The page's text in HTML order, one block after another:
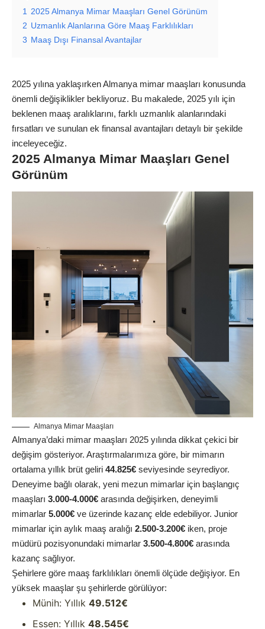
1 2025 Almanya Mimar Maaşları Genel Görünüm
2 Uzmanlık Alanlarına Göre Maaş Farklılıkları
3 Maaş Dışı Finansal Avantajlar
2025 yılına yaklaşırken Almanya mimar maaşları konusunda
önemli değişiklikler bekliyoruz. Bu makalede, 2025 yılı için
beklenen maaş aralıklarını, farklı uzmanlık alanlarındaki
fırsatları ve sunulan ek finansal avantajları detaylı bir şekilde
inceleyeceğiz.
2025 Almanya Mimar Maaşları Genel
Görünüm
Almanya Mimar Maaşları
Almanya’daki mimar maaşları 2025 yılında dikkat çekici bir
değişim gösteriyor. Araştırmalarımıza göre, bir mimarın
ortalama yıllık brüt geliri 44.825€ seviyesinde seyrediyor.
Deneyime bağlı olarak, yeni mezun mimarlar için başlangıç
maaşları 3.000-4.000€ arasında değişirken, deneyimli
mimarlar 5.000€ ve üzerinde kazanç elde edebiliyor. Junior
mimarlar için aylık maaş aralığı 2.500-3.200€ iken, proje
müdürü pozisyonundaki mimarlar 3.500-4.800€ arasında
kazanç sağlıyor.
Şehirlere göre maaş farklılıkları önemli ölçüde değişiyor. En
yüksek maaşlar şu şehirlerde görülüyor:
Münih: Yıllık 49.512€
Essen: Yıllık 48.545€